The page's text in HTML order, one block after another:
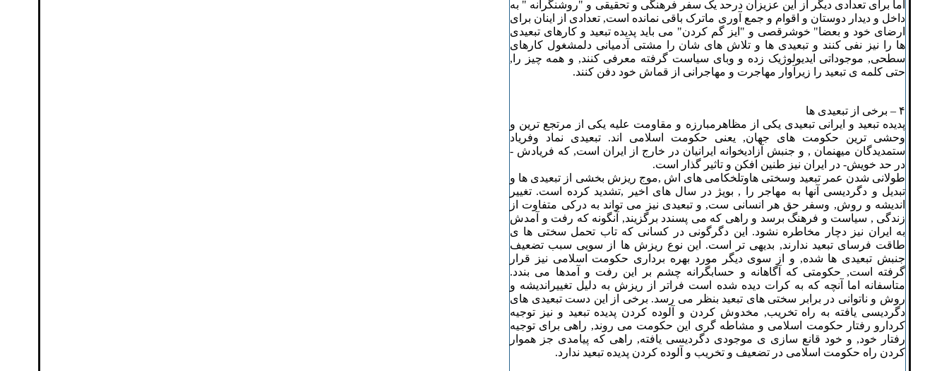
اما برای تعدادی دیگر از این عزیزان درحد یک سفر فرهنگی و تحقیقی و "روشنگرانه " به
داخل و دیدار دوستان و اقوام و جمع آوری ماترک باقی نمانده است, تعدادی از اینان برای
ارضای خود و بعضا" خوشرقصی و "ایز گم کردن" می باید پدیده تبعید و کارهای تبعیدی
ها را نیز نفی کنند و تبعیدی ها و تلاش های شان را مشتی آدمیانی دلمشغول کارهای
سطحی, موجوداتی ایدیولوژیک زده و وبای سیاست گرفته معرفی کنند, و همه چیز را,
حتی کلمه ی تبعید را زیرآوار مهاجرت و مهاجرانی از قماش خود دفن کنند.
۴ – برخی از تبعیدی ها
پدیده تبعید و ایرانی تبعیدی یکی از مظاهرمبارزه و مقاومت علیه یکی از مرتجع ترین و
وحشی ترین حکومت های جهان, یعنی حکومت اسلامی اند. تبعیدی نماد وفریاد
ستمدیدگان میهنمان , و جنبش آزادیخوانه ایرانیان در خارج از ایران است, که فریادش -
در حد خویش- در ایران نیز طنین افکن و تاثیر گذار است.
طولانی شدن عمر تبعید وسختی هاوتلخکامی های اش ,موج ریزش بخشی از تبعیدی ها و
تبدیل و دگردیسی آنها به مهاجر را , بویژ در سال های اخیر ,تشدید کرده است. تغییر
اندیشه و روش, وسفر حق هر انسانی ست, و تبعیدی نیز می تواند به درکی متفاوت از
زندگی , سیاست و فرهنگ برسد و راهی که می پسندد برگزیند, آنگونه که رفت و آمدش
به ایران نیز دچار مخاطره نشود. این دگرگونی در کسانی که تاب تحمل سختی ها ی
طاقت فرسای تبعید ندارند, بدیهی تر است. این نوع ریزش ها از سویی سبب تضعیف
جنبش تبعیدی ها شده, و از سوی دیگر مورد بهره برداری حکومت اسلامی نیز قرار
گرفته است, حکومتی که آگاهانه و حسابگرانه چشم بر این رفت و آمدها می بندد.
متاسفانه اما آنچه که به کرات دیده شده است فراتر از ریزش به دلیل تغییراندیشه و
روش و ناتوانی در برابر سختی های تبعید بنظر می رسد. برخی از این دست تبعیدی های
دگردیسی یافته به راه تخریب, مخدوش کردن و آلوده کردن پدیده تبعید و نیز توجیه
کردارو رفتار حکومت اسلامی و مشاطه گری این حکومت می روند, راهی برای توجیه
رفتار خود, و خود قانع سازی ی موجودی دگردیسی یافته, راهی که پیامدی جز هموار
کردن راه حکومت اسلامی در تضعیف و تخریب و آلوده کردن پدیده تبعید ندارد.